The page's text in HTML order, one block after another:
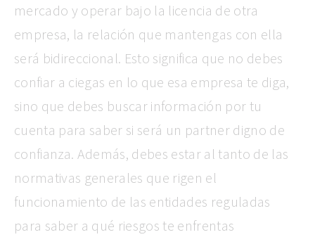
mercado y operar bajo la licencia de otra
empresa, la relación que mantengas con ella
será bidireccional. Esto significa que no debes
confiar a ciegas en lo que esa empresa te diga,
sino que debes buscar información por tu
cuenta para saber si será un partner digno de
confianza. Además, debes estar al tanto de las
normativas generales que rigen el
funcionamiento de las entidades reguladas
para saber a qué riesgos te enfrentas